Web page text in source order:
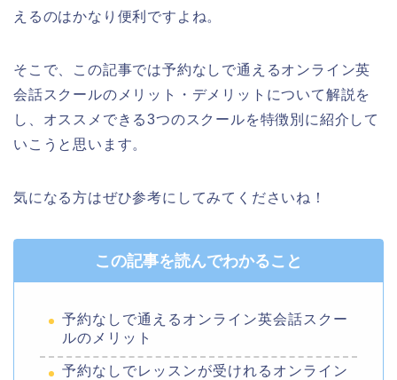
えるのはかなり便利ですよね。
そこで、この記事では予約なしで通えるオンライン英
会話スクールのメリット・デメリットについて解説を
し、オススメできる3つのスクールを特徴別に紹介して
いこうと思います。
気になる方はぜひ参考にしてみてくださいね！
この記事を読んでわかること
予約なしで通えるオンライン英会話スクー
ルのメリット
予約なしでレッスンが受けれるオンライン